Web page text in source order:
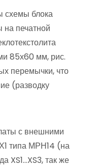
схемы блока
печатной
85х60 мм, рис.
перемычки, что
(разводку
с внешними
типа МРН14 (на
XS1…XS3, так же